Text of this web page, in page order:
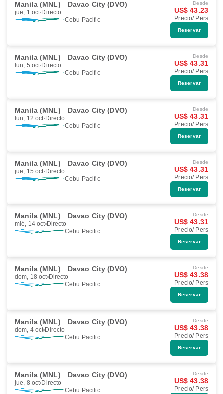
Manila (MNL) Davao City (DVO)
jue, 1 oct Directo
Cebu Pacific
Desde
US$ 43.23
Precio/ Pers
Reservar
Manila (MNL) Davao City (DVO)
lun, 5 oct Directo
Cebu Pacific
Desde
US$ 43.31
Precio/ Pers
Reservar
Manila (MNL) Davao City (DVO)
lun, 12 oct Directo
Cebu Pacific
Desde
US$ 43.31
Precio/ Pers
Reservar
Manila (MNL) Davao City (DVO)
jue, 15 oct Directo
Cebu Pacific
Desde
US$ 43.31
Precio/ Pers
Reservar
Manila (MNL) Davao City (DVO)
mié, 14 oct Directo
Cebu Pacific
Desde
US$ 43.31
Precio/ Pers
Reservar
Manila (MNL) Davao City (DVO)
dom, 18 oct Directo
Cebu Pacific
Desde
US$ 43.38
Precio/ Pers
Reservar
Manila (MNL) Davao City (DVO)
dom, 4 oct Directo
Cebu Pacific
Desde
US$ 43.38
Precio/ Pers
Reservar
Manila (MNL) Davao City (DVO)
jue, 8 oct Directo
Cebu Pacific
Desde
US$ 43.38
Precio/ Pers